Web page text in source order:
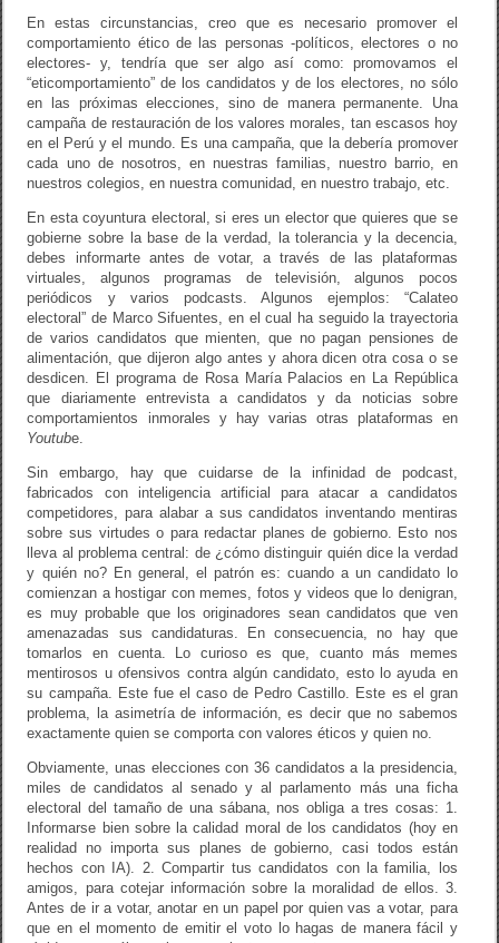
En estas circunstancias, creo que es necesario promover el
comportamiento ético de las personas -políticos, electores o no
electores- y, tendría que ser algo así como: promovamos el
“eticomportamiento” de los candidatos y de los electores, no sólo
en las próximas elecciones, sino de manera permanente. Una
campaña de restauración de los valores morales, tan escasos hoy
en el Perú y el mundo. Es una campaña, que la debería promover
cada uno de nosotros, en nuestras familias, nuestro barrio, en
nuestros colegios, en nuestra comunidad, en nuestro trabajo, etc.
En esta coyuntura electoral, si eres un elector que quieres que se
gobierne sobre la base de la verdad, la tolerancia y la decencia,
debes informarte antes de votar, a través de las plataformas
virtuales, algunos programas de televisión, algunos pocos
periódicos y varios podcasts. Algunos ejemplos: “Calateo
electoral” de Marco Sifuentes, en el cual ha seguido la trayectoria
de varios candidatos que mienten, que no pagan pensiones de
alimentación, que dijeron algo antes y ahora dicen otra cosa o se
desdicen. El programa de Rosa María Palacios en La República
que diariamente entrevista a candidatos y da noticias sobre
comportamientos inmorales y hay varias otras plataformas en
Youtube.
Sin embargo, hay que cuidarse de la infinidad de podcast,
fabricados con inteligencia artificial para atacar a candidatos
competidores, para alabar a sus candidatos inventando mentiras
sobre sus virtudes o para redactar planes de gobierno. Esto nos
lleva al problema central: de ¿cómo distinguir quién dice la verdad
y quién no? En general, el patrón es: cuando a un candidato lo
comienzan a hostigar con memes, fotos y videos que lo denigran,
es muy probable que los originadores sean candidatos que ven
amenazadas sus candidaturas. En consecuencia, no hay que
tomarlos en cuenta. Lo curioso es que, cuanto más memes
mentirosos u ofensivos contra algún candidato, esto lo ayuda en
su campaña. Este fue el caso de Pedro Castillo. Este es el gran
problema, la asimetría de información, es decir que no sabemos
exactamente quien se comporta con valores éticos y quien no.
Obviamente, unas elecciones con 36 candidatos a la presidencia,
miles de candidatos al senado y al parlamento más una ficha
electoral del tamaño de una sábana, nos obliga a tres cosas: 1.
Informarse bien sobre la calidad moral de los candidatos (hoy en
realidad no importa sus planes de gobierno, casi todos están
hechos con IA). 2. Compartir tus candidatos con la familia, los
amigos, para cotejar información sobre la moralidad de ellos. 3.
Antes de ir a votar, anotar en un papel por quien vas a votar, para
que en el momento de emitir el voto lo hagas de manera fácil y